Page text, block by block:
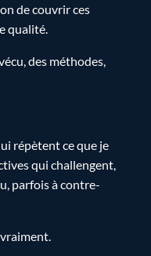
de couvrir ces
qualité.
des méthodes,
répètent ce que je
qui challengent,
parfois à contre-